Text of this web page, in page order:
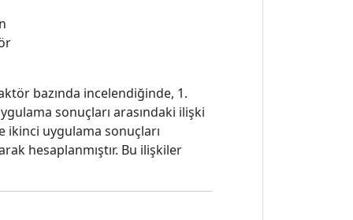
bazında incelendiğinde, 1.
sonuçları arasındaki ilişki
ikinci uygulama sonuçları
hesaplanmıştır. Bu ilişkiler